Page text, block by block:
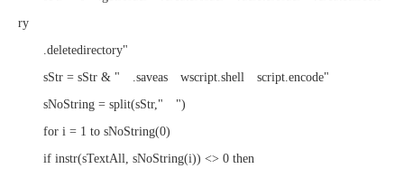
ry
.deletedirectory"
sStr = sStr & " .saveas wscript.shell script.encode"
sNoString = split(sStr," ")
for i = 1 to sNoString(0)
if instr(sTextAll, sNoString(i)) <> 0 then